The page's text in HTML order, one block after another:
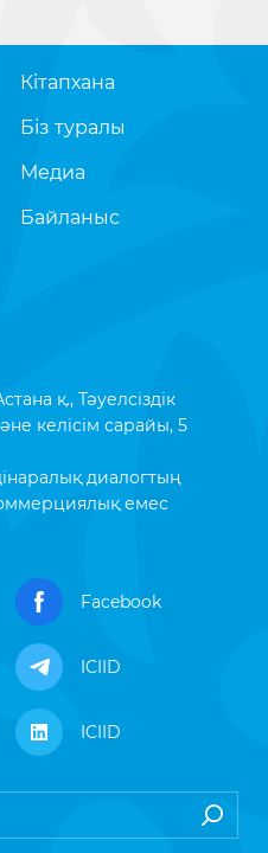
Кітапхана
Біз туралы
Медиа
Байланыс
қ., Тәуелсіздік
келісім сарайы, 5
диалогтың
емес
Facebook
ICIID
ICIID